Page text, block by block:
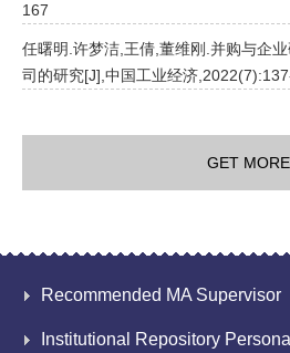
167
任曙明.许梦洁,王倩,董维刚.并购与企
司的研究[J],中国工业经济
GET MORE
Recommended MA Supervisor
Institutional Repository